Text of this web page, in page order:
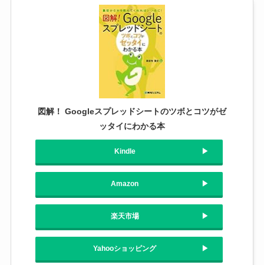
図解！ Googleスプレッドシートのツボとコツがゼ
ッタイにわかる本
Kindle
Amazon
楽天市場
Yahooショッピング